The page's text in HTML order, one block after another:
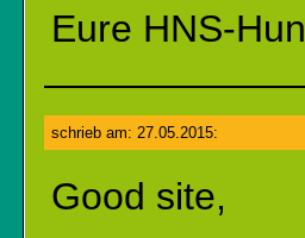
Eure HNS-
schrieb am: 27.05.2015:
Good site,